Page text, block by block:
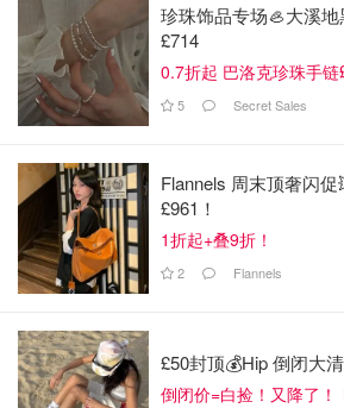
珍珠饰品专场🦪大溪
£714
0.7折起 巴洛克珍珠手
5 Secret Sales
Flannels 周末顶奢闪
£961！
1折起+叠9折！
2 Flannels
£50封顶💰Hip 倒闭大
倒闭价=白捡！又降了！